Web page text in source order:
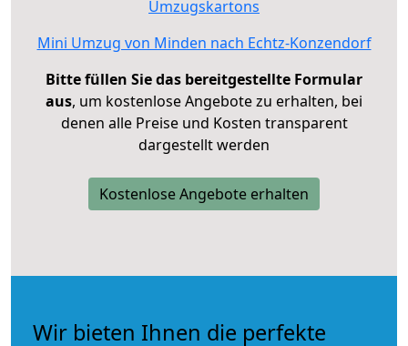
Umzugskartons
Mini Umzug von Minden nach Echtz-Konzendorf
Bitte füllen Sie das bereitgestellte Formular
aus, um kostenlose Angebote zu erhalten, bei
denen alle Preise und Kosten transparent
dargestellt werden
Kostenlose Angebote erhalten
Wir bieten Ihnen die perfekte